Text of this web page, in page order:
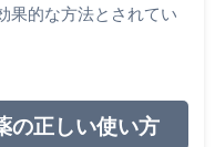
果的な方法とされてい
の正しい使い方